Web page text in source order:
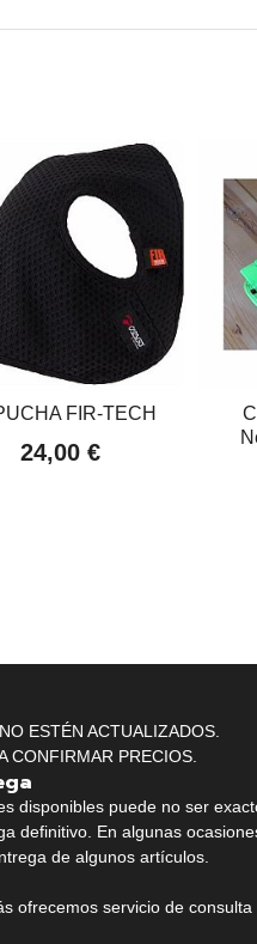
FIR-TECH
24,00 €
ESTÉN ACTUALIZADOS.
CONFIRMAR PRECIOS.
disponibles puede no ser
definitivo. En algunas
de algunos artículos.
servicio de consulta